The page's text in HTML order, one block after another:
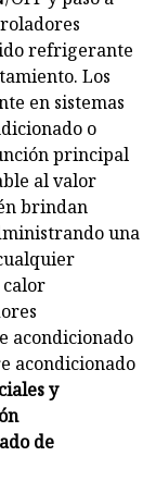
refrigerante
Los
en sistemas
o
principal
al valor
brindan
una
calor
acondicionado
acondicionado
y
de